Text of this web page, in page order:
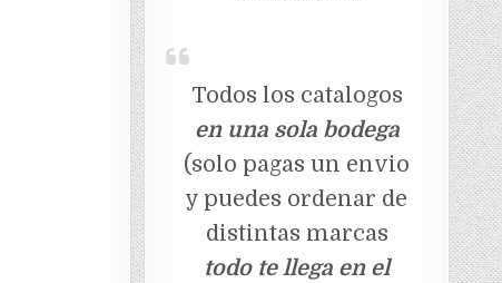
Todos los catalogos
en una sola bodega
(solo pagas un envio
y puedes ordenar de
distintas marcas
todo te llega en el